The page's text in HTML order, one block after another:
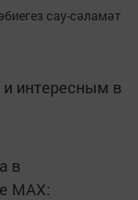
сау-сәламәт
интересным в
в
MАХ: